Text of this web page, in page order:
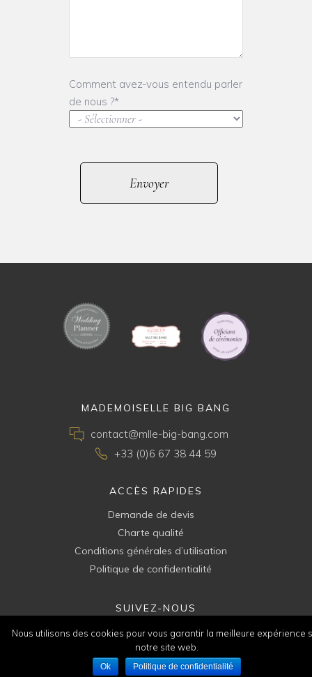
Comment avez-vous entendu parler
de nous ?*
Envoyer
MADEMOISELLE BIG BANG
contact@mlle-big-bang.com
+33 (0)6 67 38 44 59
ACCÈS RAPIDES
Demande de devis
Charte qualité
Conditions générales d’utilisation
Politique de confidentialité
SUIVEZ-NOUS
Nous utilisons des cookies pour vous garantir la meilleure expérience
notre site web.
Ok Politique de confidentialité